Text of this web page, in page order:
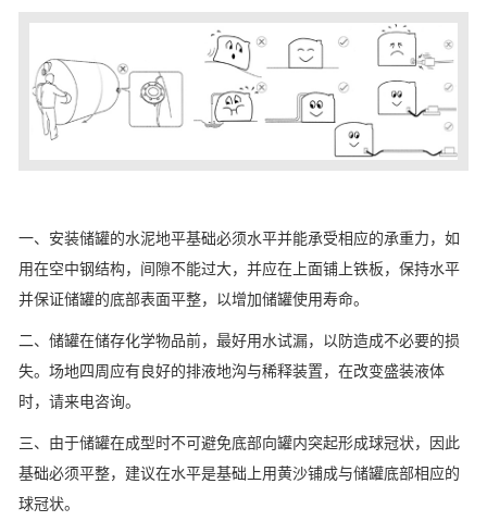
一、安装储罐的水泥地平基础必须水平并能承受相应的承重力，如
用在空中钢结构，间隙不能过大，并应在上面铺上铁板，保持水平
并保证储罐的底部表面平整，以增加储罐使用寿命。
二、储罐在储存化学物品前，最好用水试漏，以防造成不必要的损
失。场地四周应有良好的排液地沟与稀释装置，在改变盛装液体
时，请来电咨询。
三、由于储罐在成型时不可避免底部向罐内突起形成球冠状，因此
基础必须平整，建议在水平是基础上用黄沙铺成与储罐底部相应的
球冠状。